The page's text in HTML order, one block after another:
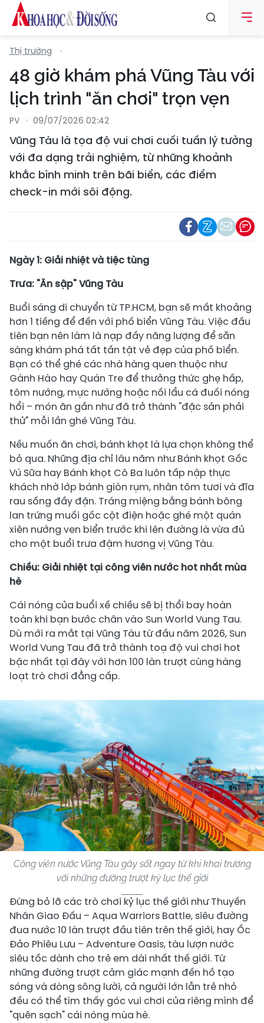
Thị trường
48 giờ khám phá Vũng Tàu với
lịch trình "ăn chơi" trọn vẹn
PV 09/07/2026 02:42
Vũng Tàu là tọa độ vui chơi cuối tuần lý tưởng
với đa dạng trải nghiệm, từ những khoảnh
khắc bình minh trên bãi biển, các điểm
check-in mới sôi động.
Ngày 1: Giải nhiệt và tiệc tùng
Trưa: "Ăn sập" Vũng Tàu
Buổi sáng di chuyển từ TP.HCM, bạn sẽ mất khoảng
hơn 1 tiếng để đến với phố biển Vũng Tàu. Việc đầu
tiên bạn nên làm là nạp đầy năng lượng để sẵn
sàng khám phá tất tần tật vẻ đẹp của phố biển.
Bạn có thể ghé các nhà hàng quen thuộc như
Gành Hào hay Quán Tre để thưởng thức ghẹ hấp,
tôm nướng, mực nướng hoặc nồi lẩu cá đuối nóng
hổi – món ăn gần như đã trở thành "đặc sản phải
thử" mỗi lần ghé Vũng Tàu.
Nếu muốn ăn chơi, bánh khọt là lựa chọn không thể
bỏ qua. Những địa chỉ lâu năm như Bánh khọt Gốc
Vú Sữa hay Bánh khọt Cô Ba luôn tấp nập thực
khách nhờ lớp bánh giòn rụm, nhân tôm tươi và đĩa
rau sống đầy đặn. Tráng miệng bằng bánh bông
lan trứng muối gốc cột điện hoặc ghé một quán
xiên nướng ven biển trước khi lên đường là vừa đủ
cho một buổi trưa đậm hương vị Vũng Tàu.
Chiều: Giải nhiệt tại công viên nước hot nhất mùa
hè
Cái nóng của buổi xế chiều sẽ bị thổi bay hoàn
toàn khi bạn bước chân vào Sun World Vung Tau.
Dù mới ra mắt tại Vũng Tàu từ đầu năm 2026, Sun
World Vung Tau đã trở thành toạ độ vui chơi hot
bậc nhất tại đây với hơn 100 làn trượt cùng hàng
loạt trò chơi đẳng cấp.
Công viên nước Vũng Tàu gây sốt ngay từ khi khai trương
với những đường trượt kỷ lục thế giới
Đừng bỏ lỡ các trò chơi kỷ lục thế giới như Thuyền
Nhân Giao Đấu – Aqua Warriors Battle, siêu đường
đua nước 10 làn trượt đầu tiên trên thế giới, hay Ốc
Đảo Phiêu Lưu – Adventure Oasis, tàu lượn nước
siêu tốc dành cho trẻ em dài nhất thế giới. Từ
những đường trượt cảm giác mạnh đến hồ tạo
sóng và dòng sông lười, cả người lớn lẫn trẻ nhỏ
đều có thể tìm thấy góc vui chơi của riêng mình để
"quên sạch" cái nóng mùa hè.